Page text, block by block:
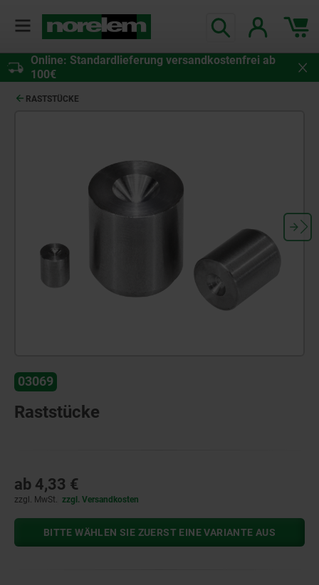
Online: Standardlieferung versandkostenfrei ab
100€
RASTSTÜCKE
03069
Raststücke
ab 4,33 €
zzgl. MwSt. zzgl. Versandkosten
BITTE WÄHLEN SIE ZUERST EINE VARIANTE AUS